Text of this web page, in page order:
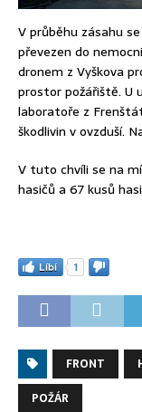
V průběhu zásahu
převezen do
dronem z Vyškova
prostor požářiště. U
laboratoře z
škodlivin v ovzduší.
V tuto chvíli se na
hasičů a 67 kusů
Líbí 1
FRONT
POŽÁR